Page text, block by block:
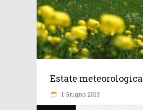
Estate
1 Giugno 2013